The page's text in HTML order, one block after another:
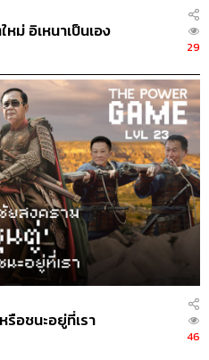
ม่ อิเหนาเป็นเอง
29
รือชนะอยู่ที่เรา
46